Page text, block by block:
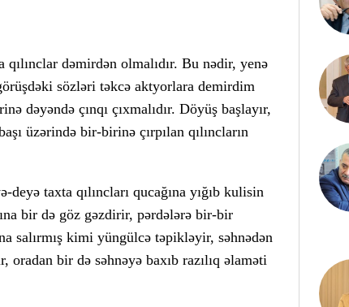
dəmirdən olmalıdır. Bu nədir, yenə
sözləri təkcə aktyorlara demirdim
dəyəndə çınqı çıxmalıdır. Döyüş başlayır,
üzərində bir-birinə çırpılan qılıncların
taxta qılıncları qucağına yığıb kulisin
bir də göz gəzdirir, pərdələrə bir-bir
salırmış kimi yüngülcə təpikləyir, səhnədən
oradan bir də səhnəyə baxıb razılıq əlaməti